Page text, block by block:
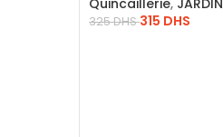
325DHS 315 DHS